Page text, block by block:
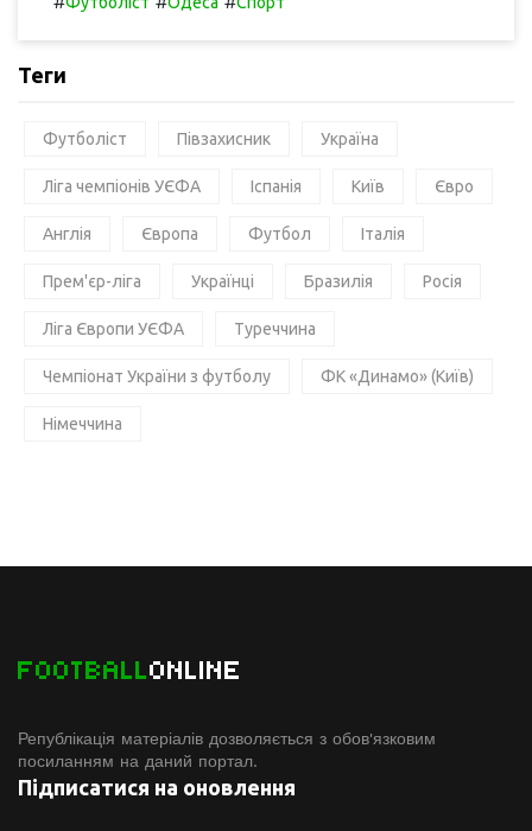
Теги
Футболіст Півзахисник Україна
Ліга чемпіонів УЄФА Іспанія Київ Євро
Англія Європа Футбол Італія
Прем'єр-ліга Українці Бразилія Росія
Ліга Європи УЄФА Туреччина
Чемпіонат України з футболу ФК «Динамо» (Київ)
Німеччина
FOOTBALLONLINE
Републікація матеріалів дозволяється з обов'язковим
посиланням на даний портал.
Підписатися на оновлення